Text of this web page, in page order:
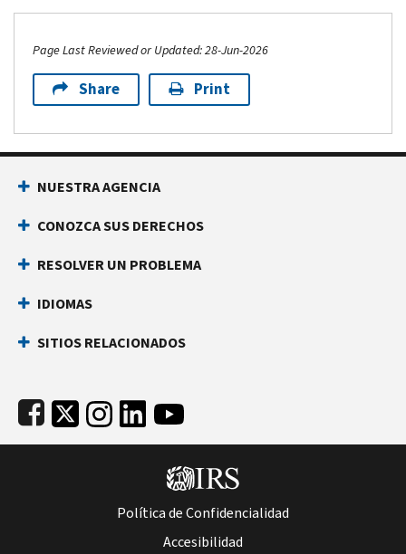
Page Last Reviewed or Updated: 28-Jun-2026
Share Print
Footer Navigation
NUESTRA AGENCIA
CONOZCA SUS DERECHOS
RESOLVER UN PROBLEMA
IDIOMAS
SITIOS RELACIONADOS
Subfooter
Política de Confidencialidad
Accesibilidad